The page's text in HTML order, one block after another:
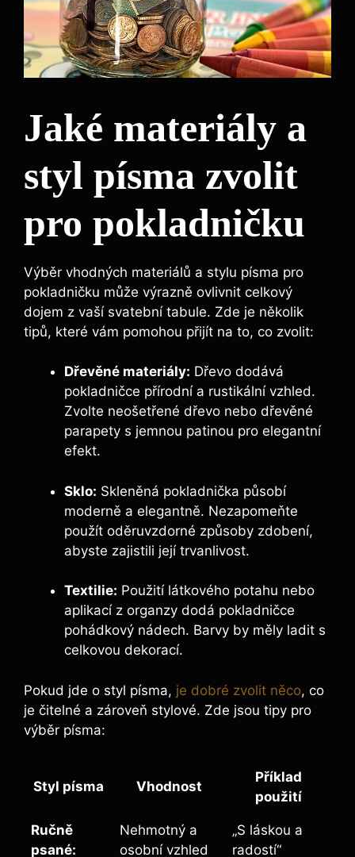
Jaké materiály a
styl písma zvolit
pro pokladničku
Výběr vhodných materiálů a stylu písma pro
pokladničku může výrazně ovlivnit celkový
dojem z vaší svatební tabule. Zde je několik
tipů, které vám pomohou přijít na to, co zvolit:
Dřevěné materiály: Dřevo dodává
pokladničce přírodní a rustikální vzhled.
Zvolte neošetřené dřevo nebo dřevěné
parapety s jemnou patinou pro elegantní
efekt.
Sklo: Skleněná pokladnička působí
moderně a elegantně. Nezapomeňte
použít oděruvzdorné způsoby zdobení,
abyste zajistili její trvanlivost.
Textilie: Použití látkového potahu nebo
aplikací z organzy dodá pokladničce
pohádkový nádech. Barvy by měly ladit s
celkovou dekorací.
Pokud jde o styl písma, je dobré zvolit něco, co
je čitelné a zároveň stylové. Zde jsou tipy pro
výběr písma:
Styl písma Vhodnost
Příklad
použití
Ručně
psané:
Nehmotný a
osobní vzhled
„S láskou a
radostí“